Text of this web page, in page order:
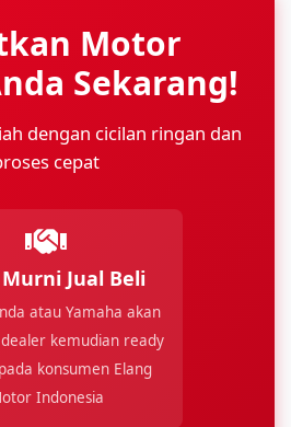
Motor
Sekarang!
dengan cicilan ringan dan
cepat
Jual Beli
atau Yamaha akan
kemudian ready
konsumen Elang
Indonesia